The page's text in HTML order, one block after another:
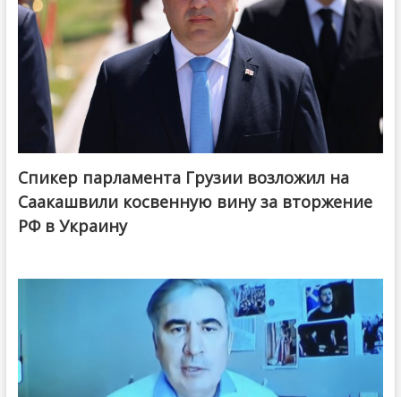
Спикер парламента Грузии возложил на
Саакашвили косвенную вину за вторжение
РФ в Украину